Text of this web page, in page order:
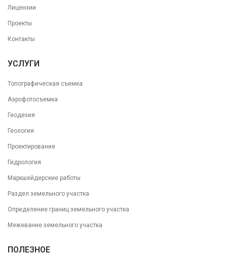
Лицензии
Проекты
Контакты
УСЛУГИ
Топографическая съемка
Аэрофотосъемка
Геодезия
Геология
Проектирование
Гидрология
Маркшейдерские работы
Раздел земельного участка
Определение границ земельного участка
Межевание земельного участка
ПОЛЕЗНОЕ